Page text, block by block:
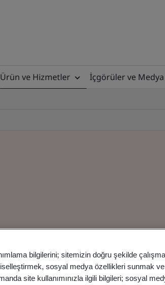
Ürün ve Hizmetler İçgörüler ve Medya
bilgilerini; sitemizin doğru şekilde
sosyal medya özellikleri sunmak
site kullanımınızla ilgili bilgileri; sosyal